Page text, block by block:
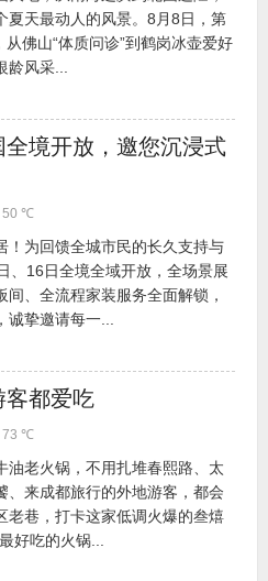
夏天最动人的风景。8月8日，第
佛山“体质问诊”到鹤岗冰壶爱好
风采...
境开放，邀您沉浸式
℃
！为回馈全城市民的长久支持与
、16日全境全域开放，全场景展
、全流程家装服务全面解锁，
挚邀请每一...
客都爱吃
℃
油老火锅，不用扎堆春熙路、太
、来成都旅行的外地游客，都会
老巷，打卡这家低调火爆的叁熺
好吃的火锅...